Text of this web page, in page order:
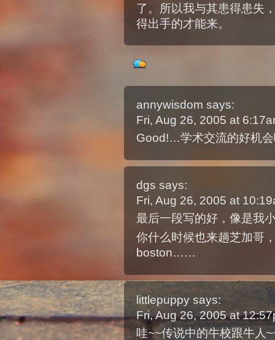
了。所以我与其患得患失
得出手的才能来。
annywisdom says:
Fri, Aug 26, 2005 at
Good!…学术交流的好机会
dgs says:
Fri, Aug 26, 2005 at
最后一段写的好，像是我
你什么时候也来趟芝加哥
boston……
littlepuppy says:
Fri, Aug 26, 2005 at
哇~~传说中的牛校跟牛人